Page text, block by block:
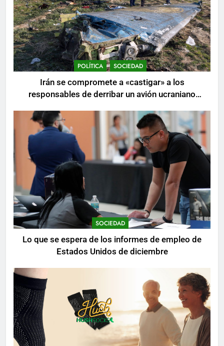
POLÍTICA SOCIEDAD
Irán se compromete a «castigar» a los
responsables de derribar un avión ucraniano
SOCIEDAD
Lo que se espera de los informes de empleo de
Estados Unidos de diciembre